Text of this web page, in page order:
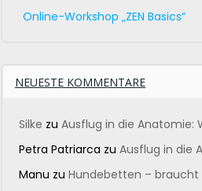
Online-Workshop „ZEN Basics“
NEUESTE KOMMENTARE
Silke zu Ausflug in die Anatomie:
Petra Patriarca zu Ausflug in die
Manu zu Hundebetten – braucht